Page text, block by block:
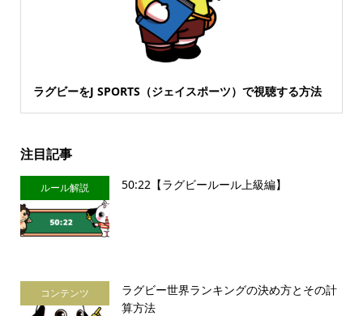
ラグビーをJ SPORTS（ジェイスポーツ）で視聴する方法
注目記事
ルール解説 50:22【ラグビールール上級編】
コンテンツ
ラグビー世界ランキングの決め方とその計
算方法